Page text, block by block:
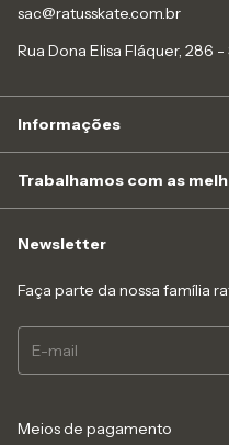
sac@ratusskate.com.br
Rua Dona Elisa Fláquer, 286
Informações
Trabalhamos com as
Newsletter
Faça parte da nossa família
Meios de pagamento